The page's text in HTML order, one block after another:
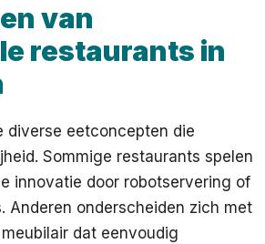
van
restaurants in
diverse eetconcepten die
Sommige restaurants spelen
innovatie door robotservering of
Anderen onderscheiden zich met
dat eenvoudig